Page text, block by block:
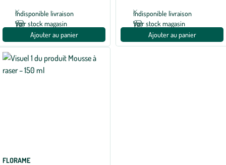
Indisponible livraison
Voir stock magasin
Ajouter au panier
Indisponible livraison
Voir stock magasin
Ajouter au panier
FLORAME